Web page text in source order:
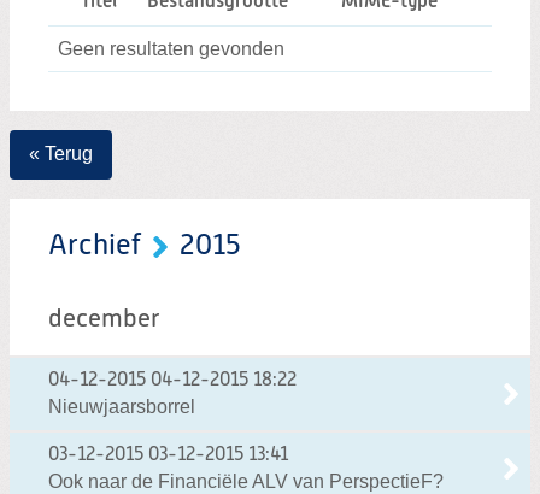
Geen resultaten gevonden
« Terug
Archief 2015
december
04-12-2015 04-12-2015 18:22
Nieuwjaarsborrel
03-12-2015 03-12-2015 13:41
Ook naar de Financiële ALV van PerspectieF?